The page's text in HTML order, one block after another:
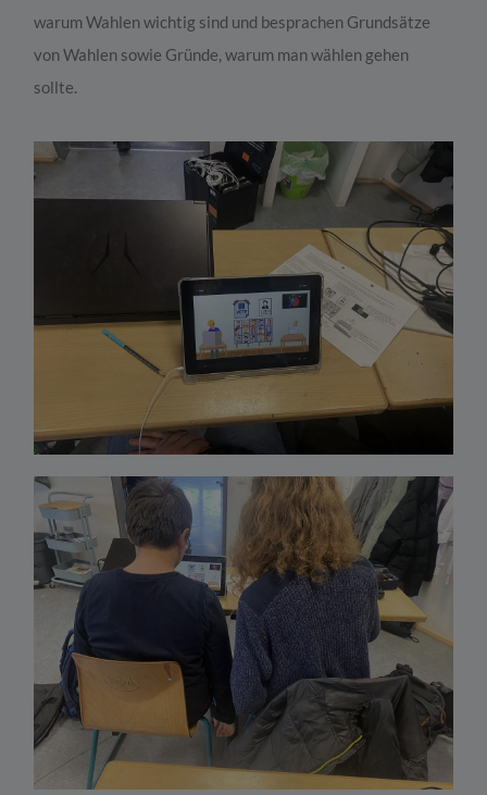
warum Wahlen wichtig sind und besprachen Grundsätze
von Wahlen sowie Gründe, warum man wählen gehen
sollte.